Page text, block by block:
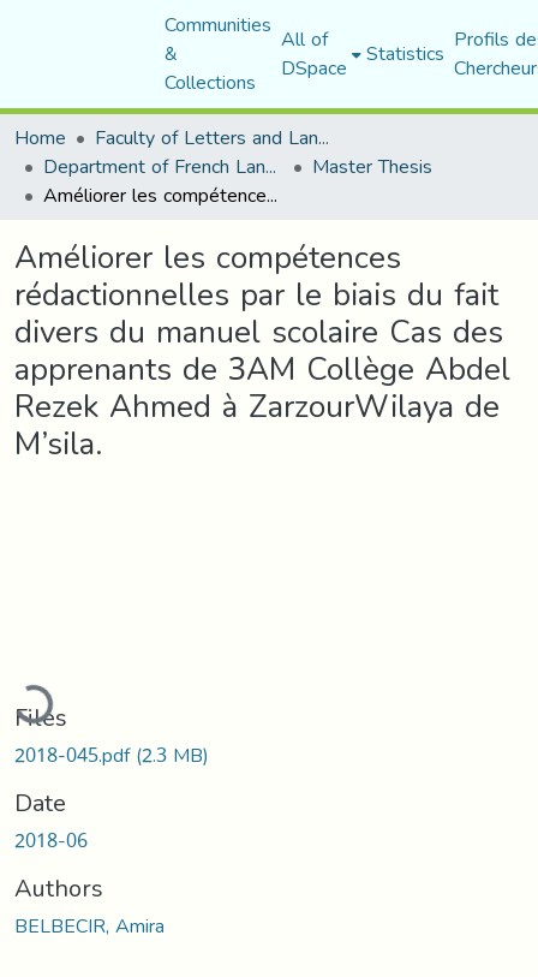
Communities
&
Collections
All of
DSpace Statistics Profils
Home
Faculty of Letters and Languages
Department of French Language and Literature Master Thesis
Améliorer les compétences rédactionnelles par le biais du fait divers du manuel scolaire Cas des apprenants de 3AM Collège Abdel Rezek Ahmed à ZarzourWilaya de M’sila.
Améliorer les compétences
rédactionnelles par le biais du fait
divers du manuel scolaire Cas des
apprenants de 3AM Collège Abdel
Rezek Ahmed à ZarzourWilaya de
M’sila.
Files
2018-045.pdf(2.3 MB)
Date
2018-06
Authors
BELBECIR, Amira